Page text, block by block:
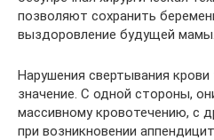
позволяют сохранить
выздоровление будущей мамы.
Нарушения свертывания
значение. С одной стороны,
массивному кровотечению, с
при возникновении